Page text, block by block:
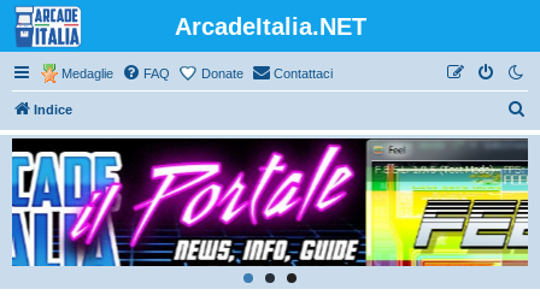
ArcadeItalia.NET
Medaglie FAQ Donate Contattaci
Indice
e
r
c
a